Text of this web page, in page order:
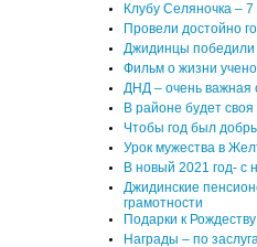
Клубу Селяночка – 7
Провели достойно
Джидинцы победили
Фильм о жизни
ДНД – очень важная
В районе будет
Чтобы год был
Урок мужества в
В новый 2021 год- с
Джидинские
грамотности
Подарки к Рождеству
Награды – по